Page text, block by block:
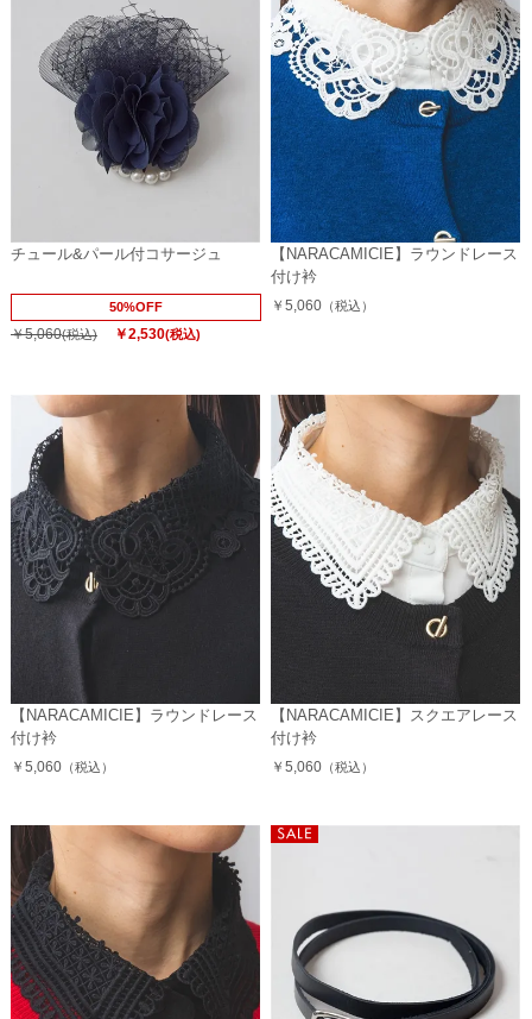
チュール&パール付コサージュ
50%OFF
￥5,060(税込) ￥2,530(税込)
【NARACAMICIE】ラウンドレース
付け衿
￥5,060 （税込）
【NARACAMICIE】ラウンドレース
付け衿
￥5,060（税込）
【NARACAMICIE】スクエアレース
付け衿
￥5,060 （税込）